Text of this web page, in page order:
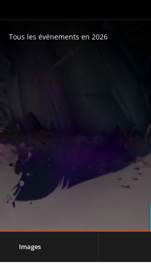
Tous les événements en 2026
Images